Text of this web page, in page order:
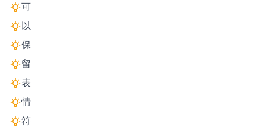
可
以
保
留
表
情
符